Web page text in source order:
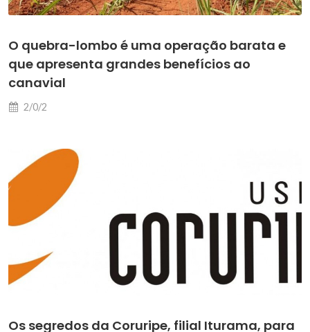
O quebra-lombo é uma operação barata e
que apresenta grandes benefícios ao
canavial
2/0/2
Os segredos da Coruripe, filial Iturama, para